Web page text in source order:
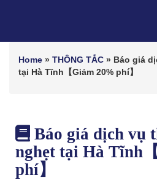
Home » THÔNG TẮC » Báo giá
tại Hà Tĩnh【Giảm 20% phí】
Báo giá dịch vụ
nghẹt tại Hà Tĩnh
phí】